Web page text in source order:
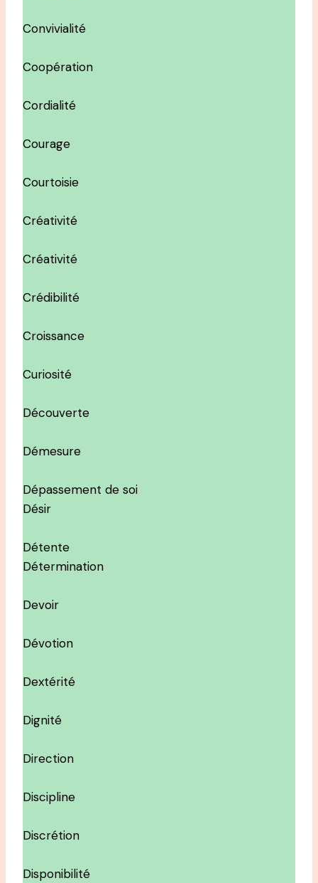
Convivialité
Coopération
Cordialité
Courage
Courtoisie
Créativité
Créativité
Crédibilité
Croissance
Curiosité
Découverte
Démesure
Dépassement de soi
Désir
Détente
Détermination
Devoir
Dévotion
Dextérité
Dignité
Direction
Discipline
Discrétion
Disponibilité